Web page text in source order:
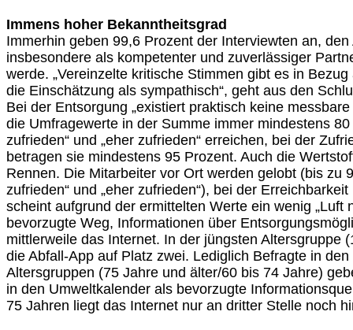
Immens hoher Bekanntheitsgrad
Immerhin geben 99,6 Prozent der Interviewten an,
insbesondere als kompetenter und zuverlässiger
werde. „Vereinzelte kritische Stimmen gibt es in
die Einschätzung als sympathisch“, geht aus den
Bei der Entsorgung „existiert praktisch keine
die Umfragewerte in der Summe immer mindestens 80
zufrieden“ und „eher zufrieden“ erreichen, bei der
betragen sie mindestens 95 Prozent. Auch die
Rennen. Die Mitarbeiter vor Ort werden gelobt (bis zu
zufrieden“ und „eher zufrieden“), bei der
scheint aufgrund der ermittelten Werte ein wenig „Luft
bevorzugte Weg, Informationen über
mittlerweile das Internet. In der jüngsten Altersgruppe
die Abfall-App auf Platz zwei. Lediglich Befragte in
Altersgruppen (75 Jahre und älter/60 bis 74 Jahre)
in den Umweltkalender als bevorzugte
75 Jahren liegt das Internet nur an dritter Stelle noch